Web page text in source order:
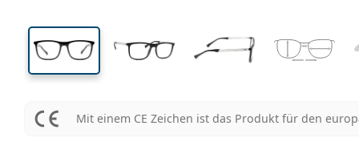
Mit einem CE Zeichen ist das Produkt für den